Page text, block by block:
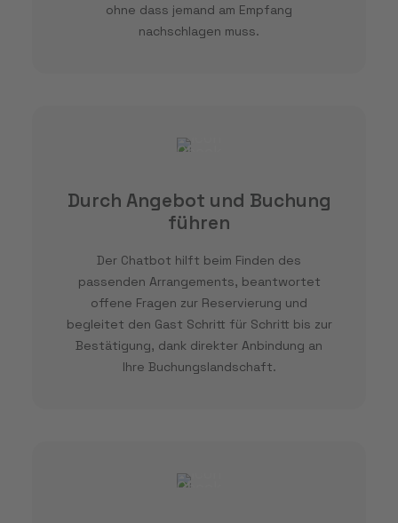
ohne dass jemand am Empfang
nachschlagen muss.
Durch Angebot und Buchung
führen
Der Chatbot hilft beim Finden des
passenden Arrangements, beantwortet
offene Fragen zur Reservierung und
begleitet den Gast Schritt für Schritt bis zur
Bestätigung, dank direkter Anbindung an
Ihre Buchungslandschaft.